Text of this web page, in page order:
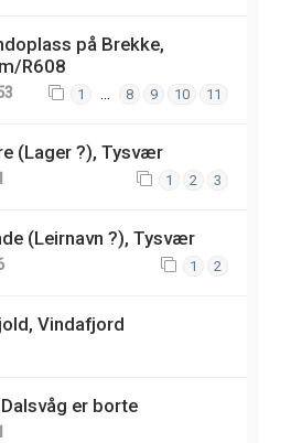
på Brekke,
R608
1 8 9 10 11
(Lager ?), Tysvær
1 2 3
(Leirnavn ?), Tysvær
1 2
Vindafjord
er borte